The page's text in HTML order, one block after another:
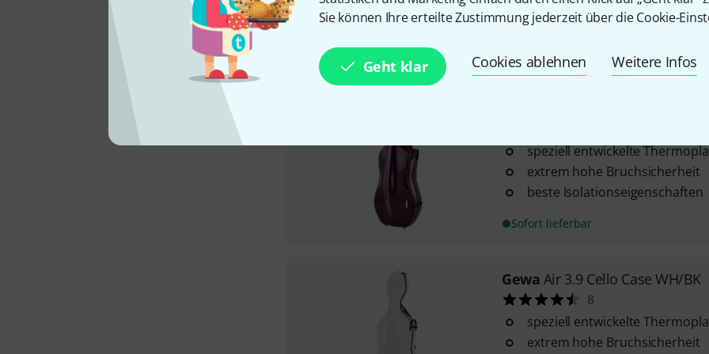
Sie können Ihre erteilte Zustimmung jederzeit über die Cookie-
Geht klar Cookies ablehnen Weitere Infos
Sofort lieferbar
speziell entwickelte
extrem hohe Bruchsicherheit
beste Isolationseigenschaften
Sofort lieferbar
Gewa Air 3.9 Cello Case WH/BK
8
speziell entwickelte
extrem hohe Bruchsicherheit